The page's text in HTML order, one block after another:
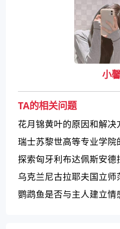
小
TA的相关问题
花月锦黄叶的原因和解决
瑞士苏黎世高等专业学
验如何？
探索匈牙利布达佩斯安德
乌克兰尼古拉耶夫国立
专业培养
鹦鹉鱼是否与主人建立情